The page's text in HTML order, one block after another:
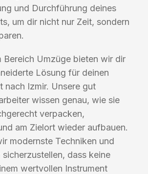
und Durchführung deines
um dir nicht nur Zeit, sondern
Bereich Umzüge bieten wir dir
Lösung für deinen
nach Izmir. Unsere gut
wissen genau, wie sie
verpacken,
am Zielort wieder aufbauen.
modernste Techniken und
sicherzustellen, dass keine
wertvollen Instrument